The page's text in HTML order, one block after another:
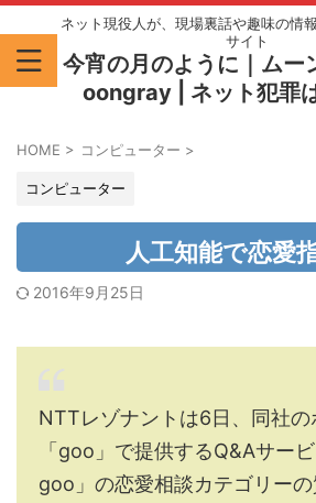
ネット現役人が、現場裏話や趣味の情
サイト
今宵の月のように｜ムー
oongray | ネット犯罪
HOME > コンピューター >
コンピューター
人工知能で恋愛
2016年9月25日
NTTレゾナントは6日、同社の
「goo」で提供するQ&Aサー
goo」の恋愛相談カテゴリー